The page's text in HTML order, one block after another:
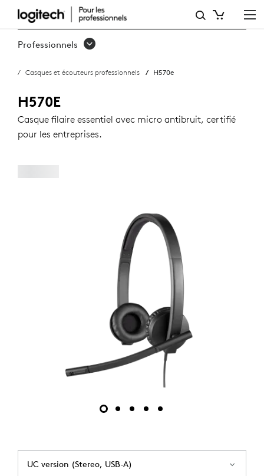
CASQUE
USB
AVEC
MICRO
ANTI-
PARASITE
Professionnels
Casques et écouteurs professionnels H570e
H570E
Casque filaire essentiel avec micro antibruit, certifié
pour les entreprises.
UC version (Stereo, USB-A)